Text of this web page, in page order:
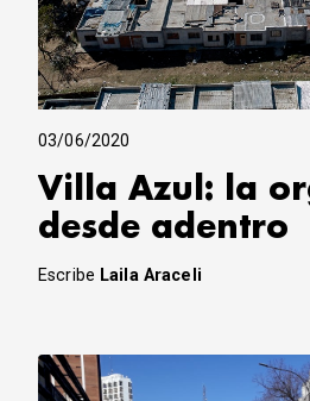
03/06/2020
Villa Azul: la
desde adentro
Escribe Laila Araceli